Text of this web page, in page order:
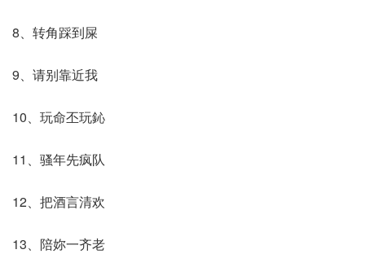
8、转角踩到屎
9、请别靠近我
10、玩命丕玩鈊
11、骚年先疯队
12、把酒言清欢
13、陪妳一齐老